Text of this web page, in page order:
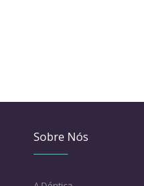
Sobre Nós